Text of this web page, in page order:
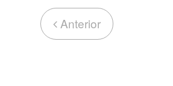
Anterior